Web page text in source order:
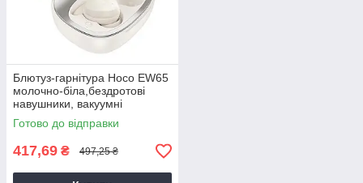
Блютуз-гарнітура Hoco EW65
молочно-біла,бездротові
навушники, вакуумні
навушники для телефону
Готово до відправки
417,69 ₴ 497,25 ₴